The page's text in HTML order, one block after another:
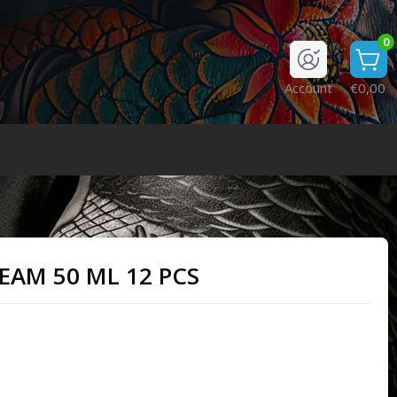
0
€0,00
Account
50 ML 12 PCS